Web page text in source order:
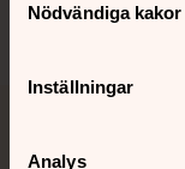
Nödvändiga kakor
Inställningar
Analys